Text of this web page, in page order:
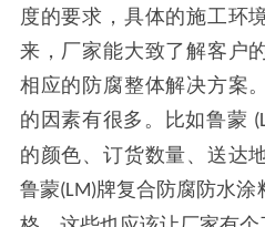
度的要求，具体的施工环
来，厂家能大致了解客户
相应的防腐整体解决方案
的因素有很多。比如鲁蒙
的颜色、订货数量、送达
鲁蒙(LM)牌复合防腐防水涂